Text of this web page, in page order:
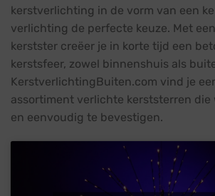
kerstverlichting in de vorm van een
verlichting de perfecte keuze. Met
kerstster creëer je in korte tijd een
kerstsfeer, zowel binnenshuis als
KerstverlichtingBuiten.com vind je
assortiment verlichte kerststerren
en eenvoudig te bevestigen.